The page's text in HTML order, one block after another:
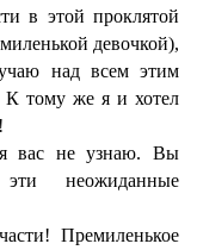
в этой проклятой
девочкой),
над всем этим
К тому же я и хотел
вас не узнаю. Вы
неожиданные
Премиленькое